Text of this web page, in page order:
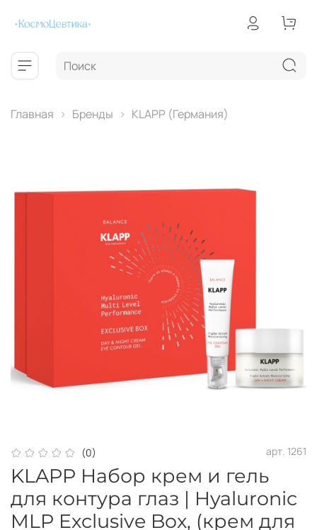
Главная Бренды КLAPP (Германия)
(0) арт. 1261
KLAPP Набор крем и гель
для контура глаз | Hyaluronic
MLP Exclusive Box, (крем для